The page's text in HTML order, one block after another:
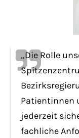
„Die Rolle
Patientinnen
jederzeit
fachliche